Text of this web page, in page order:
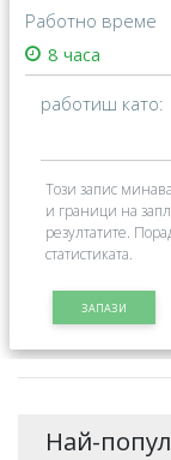
Работно време
работиш като:
Този запис
и граници на
резултатите.
статистиката.
ЗАПАЗИ
Най-